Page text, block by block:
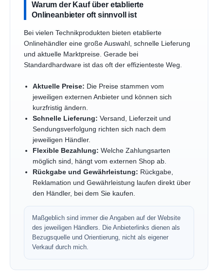
Warum der Kauf über etablierte
Onlineanbieter oft sinnvoll ist
Bei vielen Technikprodukten bieten etablierte
Onlinehändler eine große Auswahl, schnelle Lieferung
und aktuelle Marktpreise. Gerade bei
Standardhardware ist das oft der effizienteste Weg.
Aktuelle Preise: Die Preise stammen vom
jeweiligen externen Anbieter und können sich
kurzfristig ändern.
Schnelle Lieferung: Versand, Lieferzeit und
Sendungsverfolgung richten sich nach dem
jeweiligen Händler.
Flexible Bezahlung: Welche Zahlungsarten
möglich sind, hängt vom externen Shop ab.
Rückgabe und Gewährleistung: Rückgabe,
Reklamation und Gewährleistung laufen direkt über
den Händler, bei dem Sie kaufen.
Maßgeblich sind immer die Angaben auf der Website
des jeweiligen Händlers. Die Anbieterlinks dienen als
Bezugsquelle und Orientierung, nicht als eigener
Verkauf durch mich.